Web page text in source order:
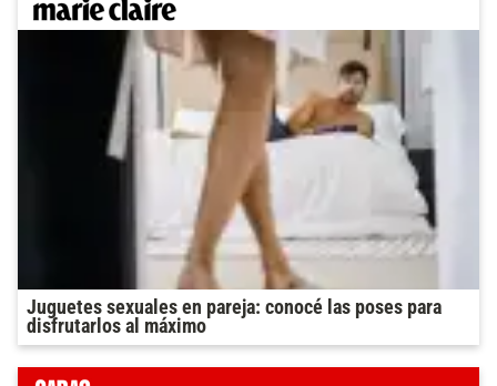
Juguetes sexuales en pareja: conocé las poses para
disfrutarlos al máximo